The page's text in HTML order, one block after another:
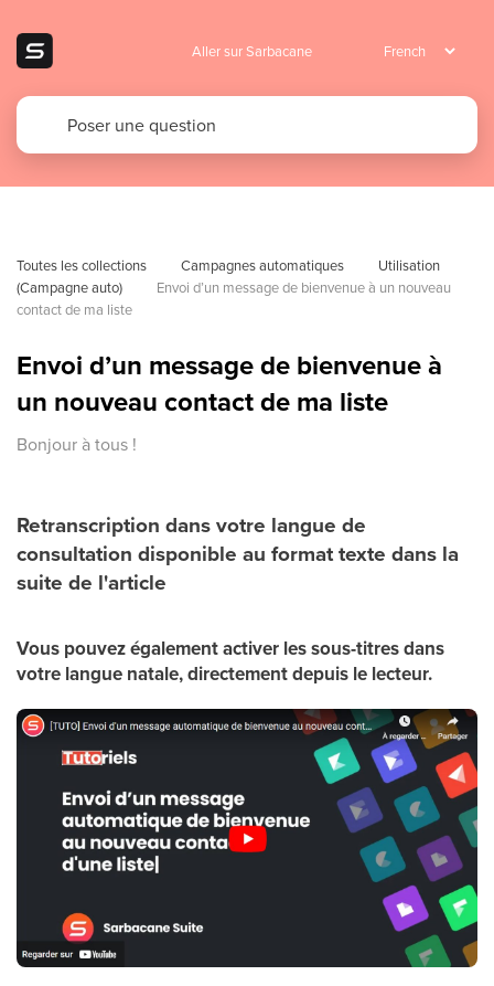
Aller sur Sarbacane
Toutes les collections Campagnes automatiques
Utilisation
(Campagne auto)
Envoi d’un message de bienvenue à un nouveau
contact de ma liste
Envoi d’un message de bienvenue à
un nouveau contact de ma liste
Bonjour à tous !
Retranscription dans votre langue de
consultation disponible au format texte dans la
suite de l'article
Vous pouvez également activer les sous-titres dans
votre langue natale, directement depuis le lecteur.